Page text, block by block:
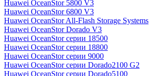
Huawei OceanStor 5800 V3
Huawei OceanStor 6800 V3
Huawei OceanStor All-Flash Storage Systems
Huawei OceanStor Dorado V3
Huawei OceanStor серии 18500
Huawei OceanStor серии 18800
Huawei OceanStor серии 9000
Huawei OceanStor серии Dorado2100 G2
Huawei OceanStor серии Dorado5100